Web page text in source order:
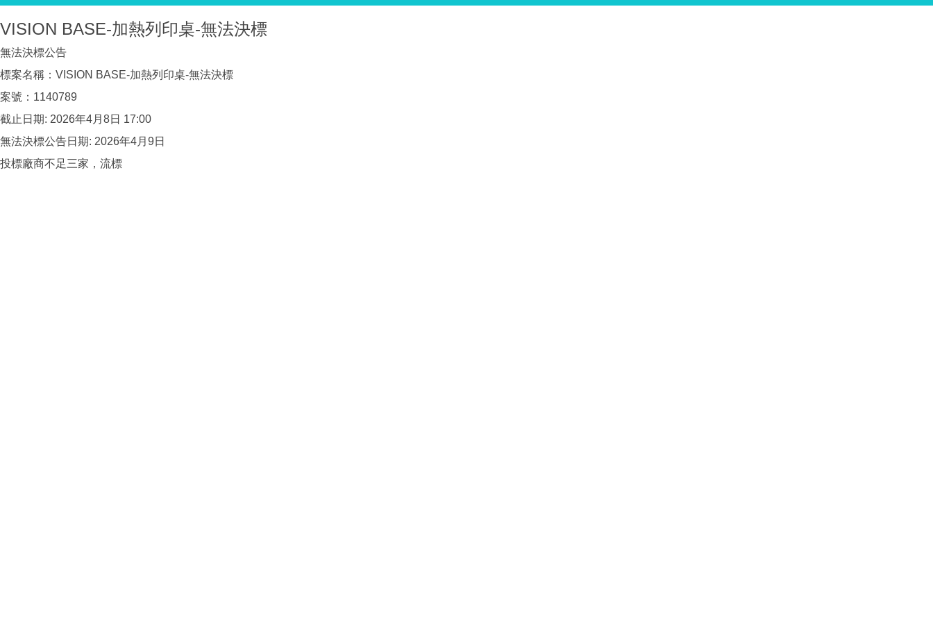
VISION BASE-加熱列印桌-無法決標
無法決標公告
標案名稱：VISION BASE-加熱列印桌-無法決標
案號：1140789
截止日期: 2026年4月8日 17:00
無法決標公告日期: 2026年4月9日
投標廠商不足三家，流標